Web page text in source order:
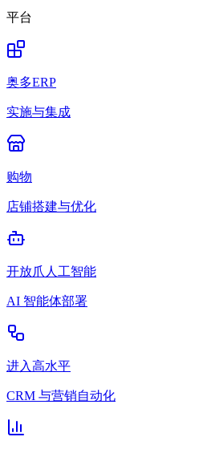
平台
奥多ERP
实施与集成
购物
店铺搭建与优化
开放爪人工智能
AI 智能体部署
进入高水平
CRM 与营销自动化